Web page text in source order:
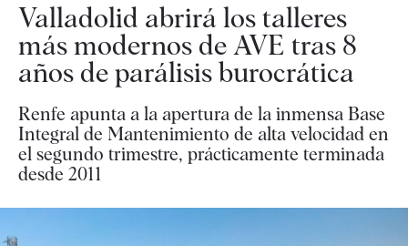
Valladolid abrirá los talleres
más modernos de AVE tras 8
años de parálisis burocrática
Renfe apunta a la apertura de la inmensa Base
Integral de Mantenimiento de alta velocidad en
el segundo trimestre, prácticamente terminada
desde 2011